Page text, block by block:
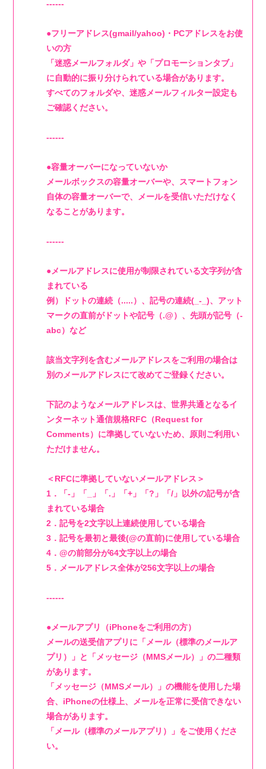
会員登録
4log
movie
PHOTO
Q&4
room live
------
●フリーアドレス(gmail/yahoo)・PCアドレスをお使
いの方
「迷惑メールフォルダ」や「プロモーションタブ」
に自動的に振り分けられている場合があります。
すべてのフォルダや、迷惑メールフィルター設定も
ご確認ください。
------
●容量オーバーになっていないか
メールボックスの容量オーバーや、スマートフォン
自体の容量オーバーで、メールを受信いただけなく
なることがあります。
------
●メールアドレスに使用が制限されている文字列が含
まれている
例）ドットの連続（.....）、記号の連続(_-_)、アット
マークの直前がドットや記号（.@）、先頭が記号（-
abc）など
該当文字列を含むメールアドレスをご利用の場合は
別のメールアドレスにて改めてご登録ください。
下記のようなメールアドレスは、世界共通となるイ
ンターネット通信規格RFC（Request for
Comments）に準拠していないため、原則ご利用い
ただけません。
＜RFCに準拠していないメールアドレス＞
1．「-」「_」「.」「+」「?」「/」以外の記号が含
まれている場合
2．記号を2文字以上連続使用している場合
3．記号を最初と最後(@の直前)に使用している場合
4．@の前部分が64文字以上の場合
5．メールアドレス全体が256文字以上の場合
------
●メールアプリ（iPhoneをご利用の方）
メールの送受信アプリに「メール（標準のメールア
プリ）」と「メッセージ（MMSメール）」の二種類
があります。
「メッセージ（MMSメール）」の機能を使用した場
合、iPhoneの仕様上、メールを正常に受信できない
場合があります。
「メール（標準のメールアプリ）」をご使用くださ
い。